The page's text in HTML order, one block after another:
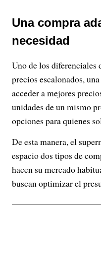
Una compra
necesidad
Uno de los diferenciales
precios escalonados,
acceder a mejores
unidades de un mismo
opciones para quienes
De esta manera, el
espacio dos tipos de
hacen su mercado
buscan optimizar el